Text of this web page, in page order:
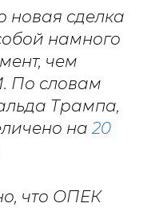
новая сделка
намного
чем
По словам
Трампа,
на 20
что ОПЕК